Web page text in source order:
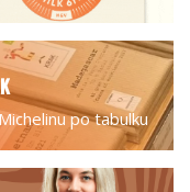
po tabulku